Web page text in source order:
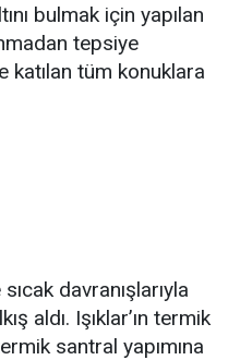
bulmak için yapılan
tepsiye
katılan tüm konuklara
davranışlarıyla
aldı. Işıklar’ın termik
santral yapımına